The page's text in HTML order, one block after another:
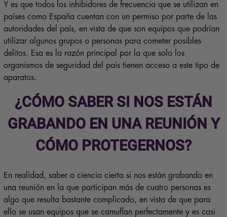
Y es que todos los inhibidores de frecuencia que se utilizan en
países como España cuentan con un permiso por parte de las
autoridades del país, en vista de que son equipos que podrían
utilizar algunos grupos o personas para cometer posibles
delitos. Esa es la razón principal por la que solo los
organismos de seguridad del país tienen acceso a este tipo de
aparatos.
¿CÓMO SABER SI NOS ESTÁN
GRABANDO EN UNA REUNIÓN Y
CÓMO PROTEGERNOS?
En realidad, saber a ciencia cierta si nos están grabando en
una reunión en la que participan más de cuatro personas es
algo que resulta bastante complicado, en vista de que para
ello se usan equipos que se camuflan perfectamente y es casi